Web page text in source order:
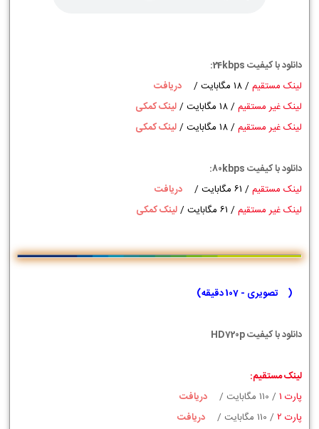
دانلود با کیفیت 24kbps:
لینک مستقیم/ 18 مگابایت /
دریافت
لینک غیر مستقیم/ 18 مگابایت /لینک کمکی
لینک غیر مستقیم/ 18 مگابایت /لینک کمکی
دانلود با کیفیت 80kbps:
لینک مستقیم/ 61 مگابایت /
دریافت
لینک غیر مستقیم/ 61 مگابایت /لینک کمکی
( تصویری - 107 دقیقه )
دانلود با کیفیت HD720p
لینک مستقیم:
پارت 1 / 110 مگابایت /
دریافت
پارت 2
/ 110 مگابایت /
دریافت